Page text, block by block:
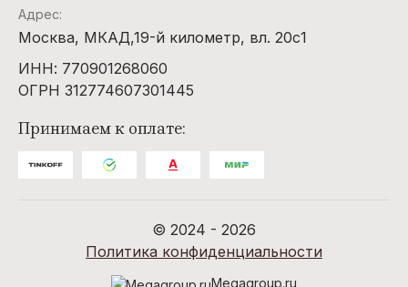
Адрес:
Москва, МКАД,19-й километр, вл. 20с1
ИНН: 770901268060
ОГРН 312774607301445
Принимаем к оплате:
© 2024 - 2026
Политика конфиденциальности
Megagroup.ru